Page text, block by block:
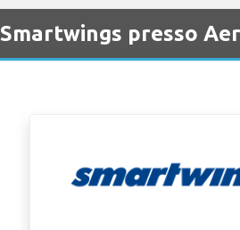
Smartwings presso